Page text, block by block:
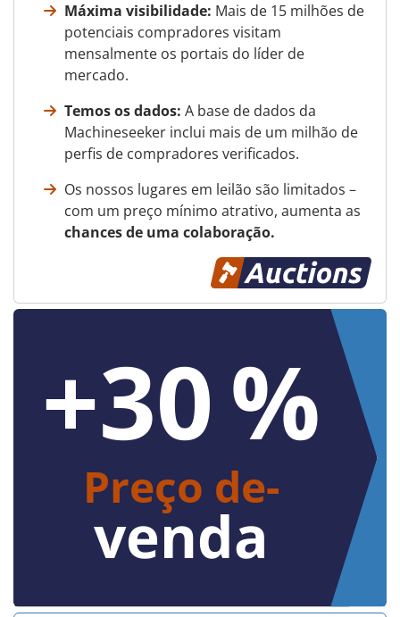
Máxima visibilidade: Mais de 15 milhões de
potenciais compradores visitam
mensalmente os portais do líder de
mercado.
Temos os dados: A base de dados da
Machineseeker inclui mais de um milhão de
perfis de compradores verificados.
Os nossos lugares em leilão são limitados –
com um preço mínimo atrativo, aumenta as
chances de uma colaboração.
>50 %
Sucesso de
vendas